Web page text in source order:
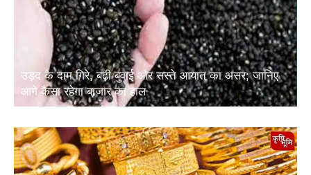
उड़द के दाम गिरे, बढ़ी बुवाई और सस्ते आयात का असर; जानिए
आगे कैसा रहेगा बाजार का हाल